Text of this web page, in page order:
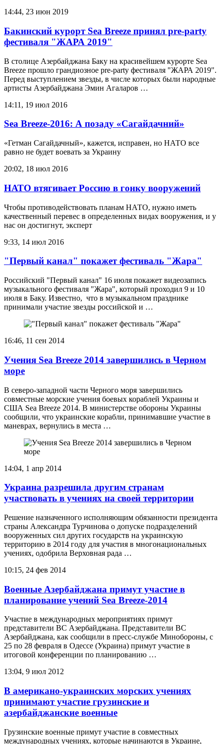
14:44, 23 июн 2019
Бакинский курорт Sea Breeze принял pre-party
фестиваля "ЖАРА 2019"
В столице Азербайджана Баку на красивейшем курорте Sea
Breeze прошло грандиозное pre-party фестиваля "ЖАРА 2019".
Перед выступлением звезды, в числе которых были народные
артисты Азербайджана Эмин Агаларов …
14:11, 19 июл 2016
Sea Breeze-2016: А позаду «Сагайдачний»
«Гетман Сагайдачный», кажется, исправен, но НАТО все
равно не будет воевать за Украину
20:02, 18 июл 2016
НАТО втягивает Россию в гонку вооружений
Чтобы противодействовать планам НАТО, нужно иметь
качественный перевес в определенных видах вооружения, и у
нас он достигнут, эксперт
9:33, 14 июл 2016
"Первый канал" покажет фестиваль "Жара"
Российский "Первый канал" 16 июля покажет видеозапись
музыкального фестиваля "Жара", который проходил 9 и 10
июля в Баку. Известно, что в музыкальном празднике
принимали участие звезды российской и …
16:46, 11 сен 2014
Учения Sea Breeze 2014 завершились в Черном
море
В северо-западной части Черного моря завершились
совместные морские учения боевых кораблей Украины и
США Sea Breeze 2014. В министерстве обороны Украины
сообщили, что украинские корабли, принимавшие участие в
маневрах, вернулись в места …
14:04, 1 апр 2014
Украина разрешила другим странам
участвовать в учениях на своей территории
Решение назначенного исполняющим обязанности президента
страны Александра Турчинова о допуске подразделений
вооруженных сил других государств на украинскую
территорию в 2014 году для участия в многонациональных
учениях, одобрила Верховная рада …
10:15, 24 фев 2014
Военные Азербайджана примут участие в
планирование учений Sea Breeze-2014
Участие в международных мероприятиях примут
представители ВС Азербайджана. Представители ВС
Азербайджана, как сообщили в пресс-службе Минобороны, с
25 по 28 февраля в Одессе (Украина) примут участие в
итоговой конференции по планированию …
13:04, 9 июл 2012
В американо-украинских морских учениях
принимают участие грузинские и
азербайджанские военные
Грузинские военные примут участие в совместных
международных учениях, которые начинаются в Украине,